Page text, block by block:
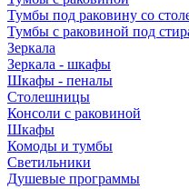
Тумбы под раковину со
Тумбы с раковиной под
Зеркала
Зеркала - шкафы
Шкафы - пеналы
Столешницы
Консоли с раковиной
Шкафы
Комоды и тумбы
Светильники
Душевые программы